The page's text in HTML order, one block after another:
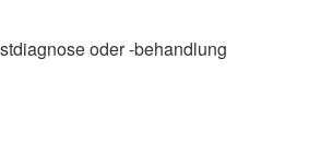
oder -behandlung